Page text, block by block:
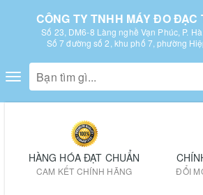
CÔNG TY TNHH MÁY ĐO ĐẠC
Số 23, DM6-8 Làng nghề Vạn Phúc, P.
Số 7 đường số 2, khu phố 7, phường
Toggle
navigation
HÀNG HÓA ĐẠT CHUẨN
CAM KẾT CHÍNH HÃNG ĐỔI